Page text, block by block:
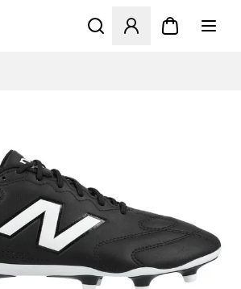
Öffnet ein neues Fenster